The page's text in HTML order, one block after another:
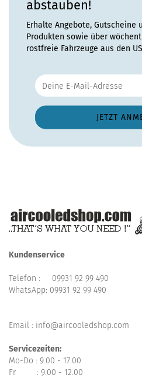
abstauben!
Erhalte Angebote, Gutscheine
Produkten sowie über
rostfreie Fahrzeuge aus den
Kundenservice
Telefon : 09931 92 99 490
WhatsApp: 09931 92 99 490
Email : info@aircooledshop.com
Servicezeiten:
Mo-Do : 9.00 - 17.00
Fr : 9.00 - 12.00